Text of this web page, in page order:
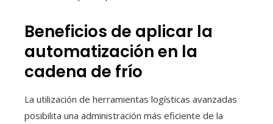
Beneficios de aplicar la
automatización en la
cadena de frío
La utilización de herramientas logísticas avanzadas
posibilita una administración más eficiente de la